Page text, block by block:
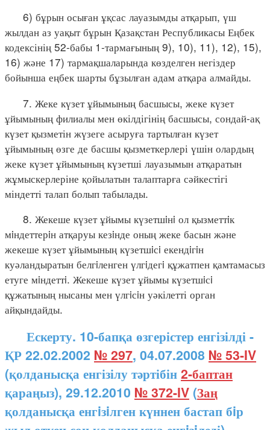
6) бұрын осыған ұқсас лауазымды атқарып, үш
жылдан аз уақыт бұрын Қазақстан Республикасы Еңбек
кодексінің 52-бабы 1-тармағының 9), 10), 11), 12), 15),
16) және 17) тармақшаларында көзделген негіздер
бойынша еңбек шарты бұзылған адам атқара алмайды.
7. Жеке күзет ұйымының басшысы, жеке күзет
ұйымының филиалы мен өкілдігінің басшысы, сондай-ақ
күзет қызметін жүзеге асыруға тартылған күзет
ұйымының өзге де басшы қызметкерлері үшін олардың
жеке күзет ұйымының күзетші лауазымын атқаратын
жұмыскерлеріне қойылатын талаптарға сәйкестігі
міндетті талап болып табылады.
8. Жекеше күзет ұйымы күзетшiнi ол қызметтiк
мiндеттерiн атқаруы кезiнде оның жеке басын және
жекеше күзет ұйымының күзетшiсi екендiгiн
куәландыратын белгiленген үлгiдегi құжатпен қамтамасыз
етуге мiндеттi. Жекеше күзет ұйымы күзетшiсi
құжатының нысаны мен үлгiсiн уәкілетті орган
айқындайды.
Ескерту. 10-бапқа өзгерістер енгізілді -
ҚР 22.02.2002 № 297, 04.07.2008 № 53-IV
(қолданысқа енгізілу тәртібін2-баптан
қараңыз), 29.12.2010 № 372-IV (Заң
қолданысқа енгiзiлген күннен бастап бiр